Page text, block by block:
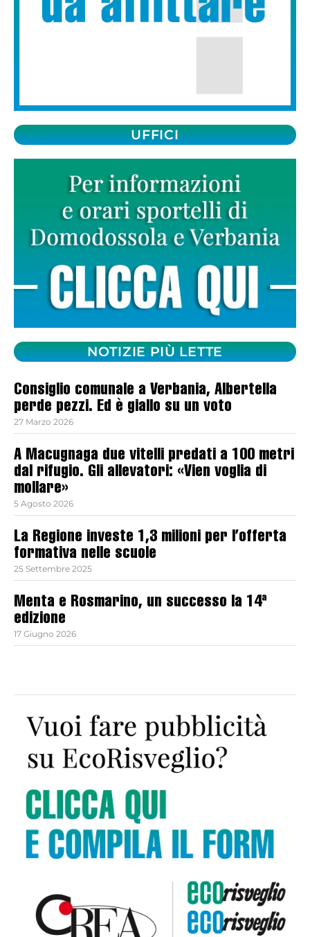
UFFICI
NOTIZIE PIÙ LETTE
Consiglio comunale a Verbania, Albertella
perde pezzi. Ed è giallo su un voto
27 Marzo 2026
A Macugnaga due vitelli predati a 100 metri
dal rifugio. Gli allevatori: «Vien voglia di
mollare»
5 Agosto 2026
La Regione investe 1,3 milioni per l’offerta
formativa nelle scuole
25 Settembre 2025
Menta e Rosmarino, un successo la 14ª
edizione
17 Giugno 2026